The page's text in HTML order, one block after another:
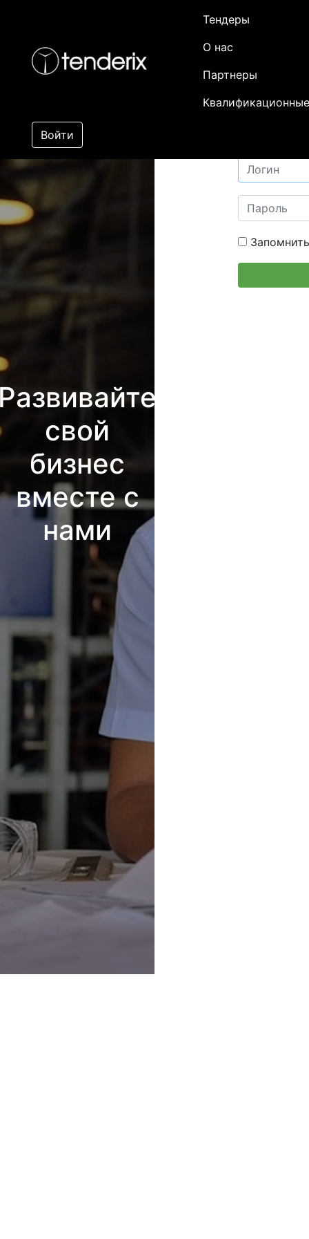
Тендеры
О нас
Партнеры
Войти
свой
бизнес
вместе с
нами